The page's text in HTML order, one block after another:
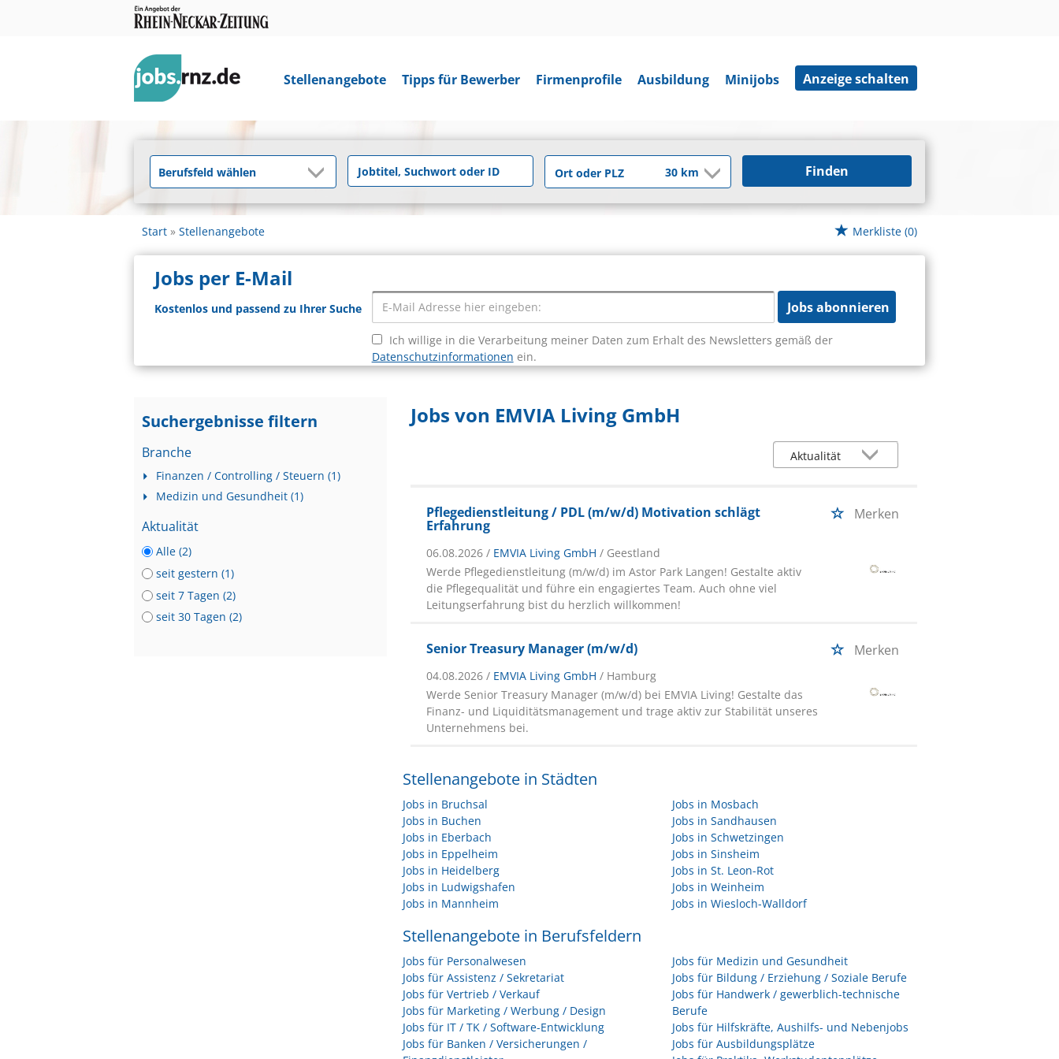
Stellenangebote Tipps für Bewerber Firmenprofile Ausbildung Minijobs Anzeige schalten
Finden
Start Stellenangebote Merkliste (0)
Jobs per E-Mail
Kostenlos und passend zu Ihrer Suche Jobs abonnieren
Ich willige in die Verarbeitung meiner Daten zum Erhalt des Newsletters gemäß der
Datenschutzinformationen ein.
Suchergebnisse filtern
Branche
Finanzen / Controlling / Steuern (1)
Medizin und Gesundheit (1)
Aktualität
Alle (2)
seit gestern (1)
seit 7 Tagen (2)
seit 30 Tagen (2)
Jobs von EMVIA Living GmbH
Pflegedienstleitung / PDL (m/w/d) Motivation schlägt
Erfahrung
Merken
06.08.2026 / EMVIA Living GmbH / Geestland
Werde Pflegedienstleitung (m/w/d) im Astor Park Langen! Gestalte aktiv
die Pflegequalität und führe ein engagiertes Team. Auch ohne viel
Leitungserfahrung bist du herzlich willkommen!
Senior Treasury Manager (m/w/d) Merken
04.08.2026 / EMVIA Living GmbH / Hamburg
Werde Senior Treasury Manager (m/w/d) bei EMVIA Living! Gestalte das
Finanz- und Liquiditätsmanagement und trage aktiv zur Stabilität unseres
Unternehmens bei.
Stellenangebote in Städten
Jobs in Bruchsal
Jobs in Buchen
Jobs in Eberbach
Jobs in Eppelheim
Jobs in Heidelberg
Jobs in Ludwigshafen
Jobs in Mannheim
Jobs in Mosbach
Jobs in Sandhausen
Jobs in Schwetzingen
Jobs in Sinsheim
Jobs in St. Leon-Rot
Jobs in Weinheim
Jobs in Wiesloch-Walldorf
Stellenangebote in Berufsfeldern
Jobs für Personalwesen
Jobs für Assistenz / Sekretariat
Jobs für Vertrieb / Verkauf
Jobs für Marketing / Werbung / Design
Jobs für IT / TK / Software-Entwicklung
Jobs für Banken / Versicherungen /
Jobs für Medizin und Gesundheit
Jobs für Bildung / Erziehung / Soziale Berufe
Jobs für Handwerk / gewerblich-technische
Berufe
Jobs für Hilfskräfte, Aushilfs- und Nebenjobs
Jobs für Ausbildungsplätze